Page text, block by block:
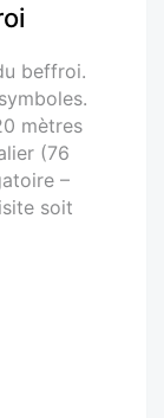
beffroi.
mètres
(76
–
soit